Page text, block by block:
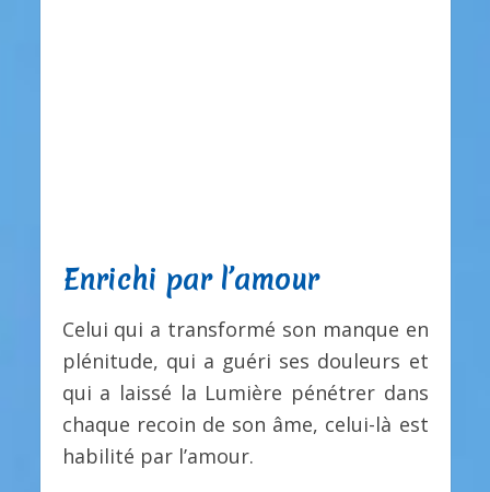
Enrichi par l’amour
Celui qui a transformé son manque en
plénitude, qui a guéri ses douleurs et
qui a laissé la Lumière pénétrer dans
chaque recoin de son âme, celui-là est
habilité par l’amour.